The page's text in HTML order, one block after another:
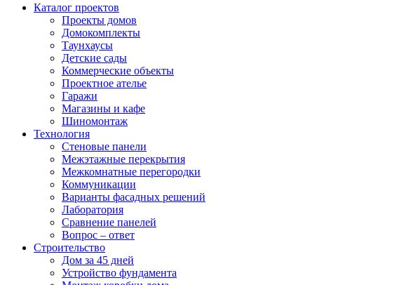
Каталог проектов
Проекты домов
Домокомплекты
Таунхаусы
Детские сады
Коммерческие объекты
Проектное ателье
Гаражи
Магазины и кафе
Шиномонтаж
Технология
Стеновые панели
Межэтажные перекрытия
Межкомнатные перегородки
Коммуникации
Варианты фасадных решений
Лаборатория
Сравнение панелей
Вопрос – ответ
Строительство
Дом за 45 дней
Устройство фундамента